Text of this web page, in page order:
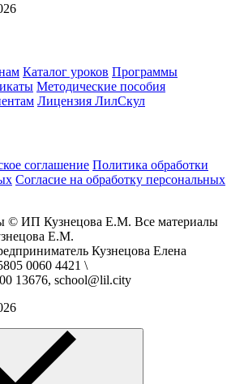
Каталог уроков Программы
Методические пособия
Лицензия ЛилСкул
соглашение Политика обработки
Согласие на обработку персональных
© ИП Кузнецова Е.М. Все материалы
Е.М.
Кузнецова Елена
0060 4421 \
13676, school@lil.city